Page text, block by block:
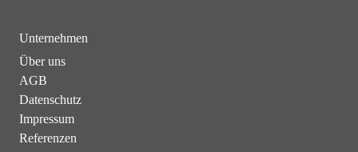
Unternehmen
Über uns
AGB
Datenschutz
Impressum
Referenzen